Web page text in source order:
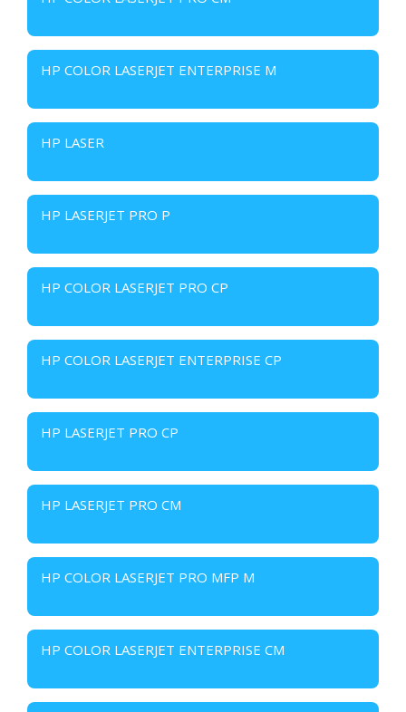
HP COLOR LASERJET ENTERPRISE M
HP LASER
HP LASERJET PRO P
HP COLOR LASERJET PRO CP
HP COLOR LASERJET ENTERPRISE CP
HP LASERJET PRO CP
HP LASERJET PRO CM
HP COLOR LASERJET PRO MFP M
HP COLOR LASERJET ENTERPRISE CM